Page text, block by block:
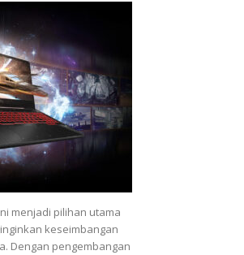
menjadi pilihan utama
keseimbangan
Dengan pengembangan